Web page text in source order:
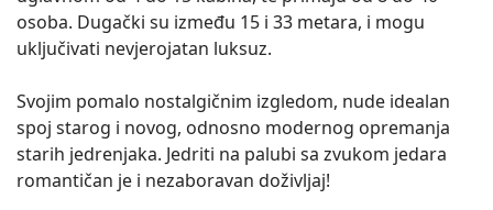
osoba. Dugački su između 15 i 33 metara, i mogu
uključivati nevjerojatan luksuz.
Svojim pomalo nostalgičnim izgledom, nude idealan
spoj starog i novog, odnosno modernog opremanja
starih jedrenjaka. Jedriti na palubi sa zvukom jedara
romantičan je i nezaboravan doživljaj!